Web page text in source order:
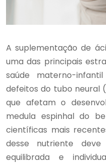
A suplementação de
uma das principais
saúde materno-
defeitos do tubo neural
que afetam o
medula espinhal do
científicas mais
desse nutriente
equilibrada e